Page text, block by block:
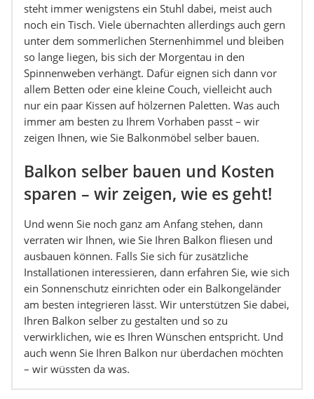
steht immer wenigstens ein Stuhl dabei, meist auch
noch ein Tisch. Viele übernachten allerdings auch gern
unter dem sommerlichen Sternenhimmel und bleiben
so lange liegen, bis sich der Morgentau in den
Spinnenweben verhängt. Dafür eignen sich dann vor
allem Betten oder eine kleine Couch, vielleicht auch
nur ein paar Kissen auf hölzernen Paletten. Was auch
immer am besten zu Ihrem Vorhaben passt – wir
zeigen Ihnen, wie Sie Balkonmöbel selber bauen.
Balkon selber bauen und Kosten
sparen – wir zeigen, wie es geht!
Und wenn Sie noch ganz am Anfang stehen, dann
verraten wir Ihnen, wie Sie Ihren Balkon fliesen und
ausbauen können. Falls Sie sich für zusätzliche
Installationen interessieren, dann erfahren Sie, wie sich
ein Sonnenschutz einrichten oder ein Balkongeländer
am besten integrieren lässt. Wir unterstützen Sie dabei,
Ihren Balkon selber zu gestalten und so zu
verwirklichen, wie es Ihren Wünschen entspricht. Und
auch wenn Sie Ihren Balkon nur überdachen möchten
– wir wüssten da was.